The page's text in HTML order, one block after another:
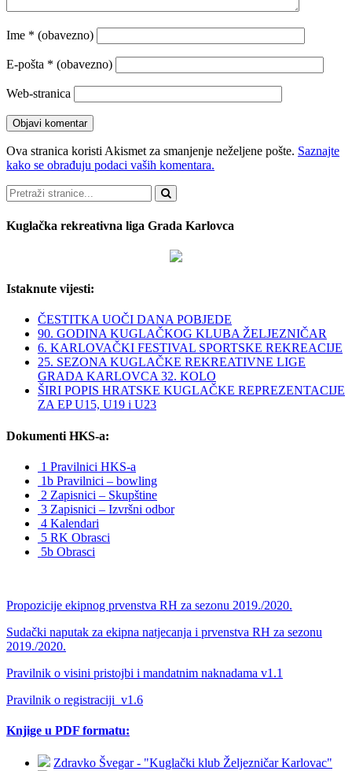
Ime * (obavezno)
E-pošta * (obavezno)
Web-stranica
Ova stranica koristi Akismet za smanjenje neželjene pošte. Saznajte
kako se obrađuju podaci vaših komentara.
Pretraži
Kuglačka rekreativna liga Grada Karlovca
Istaknute vijesti:
ČESTITKA UOČI DANA POBJEDE
90. GODINA KUGLAČKOG KLUBA ŽELJEZNIČAR
6. KARLOVAČKI FESTIVAL SPORTSKE REKREACIJE
25. SEZONA KUGLAČKE REKREATIVNE LIGE
GRADA KARLOVCA 32. KOLO
ŠIRI POPIS HRATSKE KUGLAČKE REPREZENTACIJE
ZA EP U15, U19 i U23
Dokumenti HKS-a:
1 Pravilnici HKS-a
1b Pravilnici – bowling
2 Zapisnici – Skupštine
3 Zapisnici – Izvršni odbor
4 Kalendari
5 RK Obrasci
5b Obrasci
Propozicije ekipnog prvenstva RH za sezonu 2019./2020.
Sudački naputak za ekipna natjecanja i prvenstva RH za sezonu
2019./2020.
Pravilnik o visini pristojbi i mandatnim naknadama v1.1
Pravilnik o registraciji_v1.6
Knjige u PDF formatu:
Zdravko Švegar - "Kuglački klub Željezničar Karlovac"